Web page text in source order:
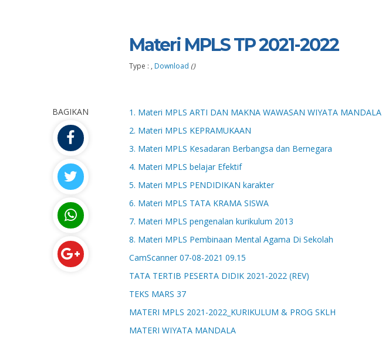
Materi MPLS TP 2021-2022
Type : , Download ()
BAGIKAN
1. Materi MPLS ARTI DAN MAKNA WAWASAN WIYATA MANDALA
2. Materi MPLS KEPRAMUKAAN
3. Materi MPLS Kesadaran Berbangsa dan Bernegara
4. Materi MPLS belajar Efektif
5. Materi MPLS PENDIDIKAN karakter
6. Materi MPLS TATA KRAMA SISWA
7. Materi MPLS pengenalan kurikulum 2013
8. Materi MPLS Pembinaan Mental Agama Di Sekolah
CamScanner 07-08-2021 09.15
TATA TERTIB PESERTA DIDIK 2021-2022 (REV)
TEKS MARS 37
MATERI MPLS 2021-2022_KURIKULUM & PROG SKLH
MATERI WIYATA MANDALA